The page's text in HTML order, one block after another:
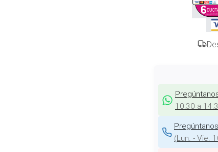
10:30 a
(Lun. - Vie.